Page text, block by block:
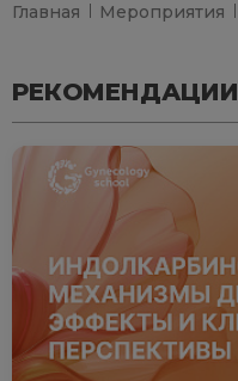
Главная Мероприятия
РЕКОМЕНДАЦИИ